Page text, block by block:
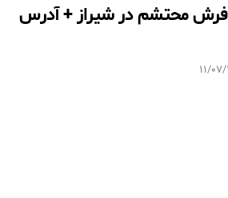
محتشم در شیراز + آدرس
11/